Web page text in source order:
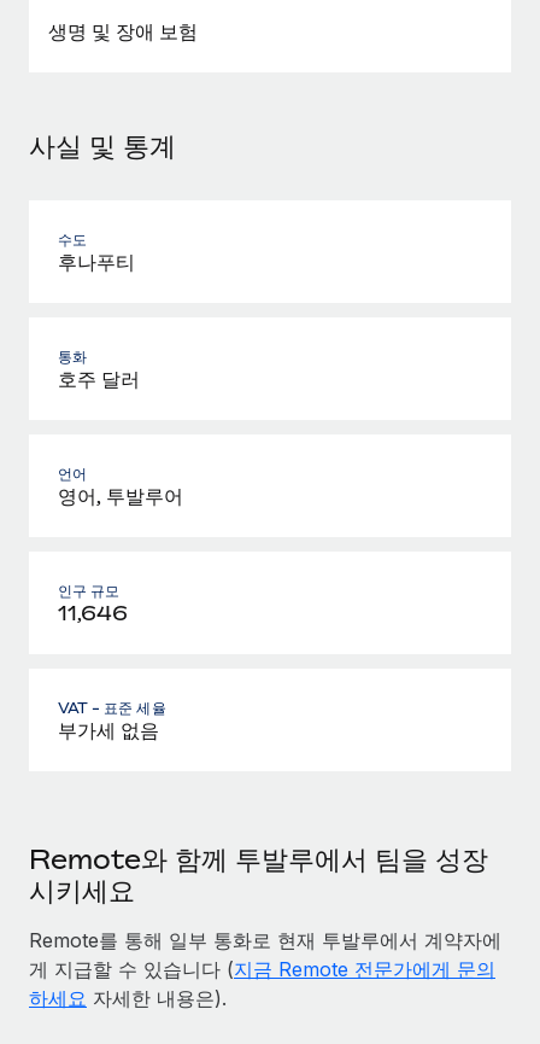
생명 및 장애 보험
사실 및 통계
수도
후나푸티
통화
호주 달러
언어
영어, 투발루어
인구 규모
11,646
VAT - 표준 세율
부가세 없음
Remote와 함께 투발루에서 팀을 성장
시키세요
Remote를 통해 일부 통화로 현재 투발루에서 계약자에
게 지급할 수 있습니다 (지금 Remote 전문가에게 문의
하세요 자세한 내용은).